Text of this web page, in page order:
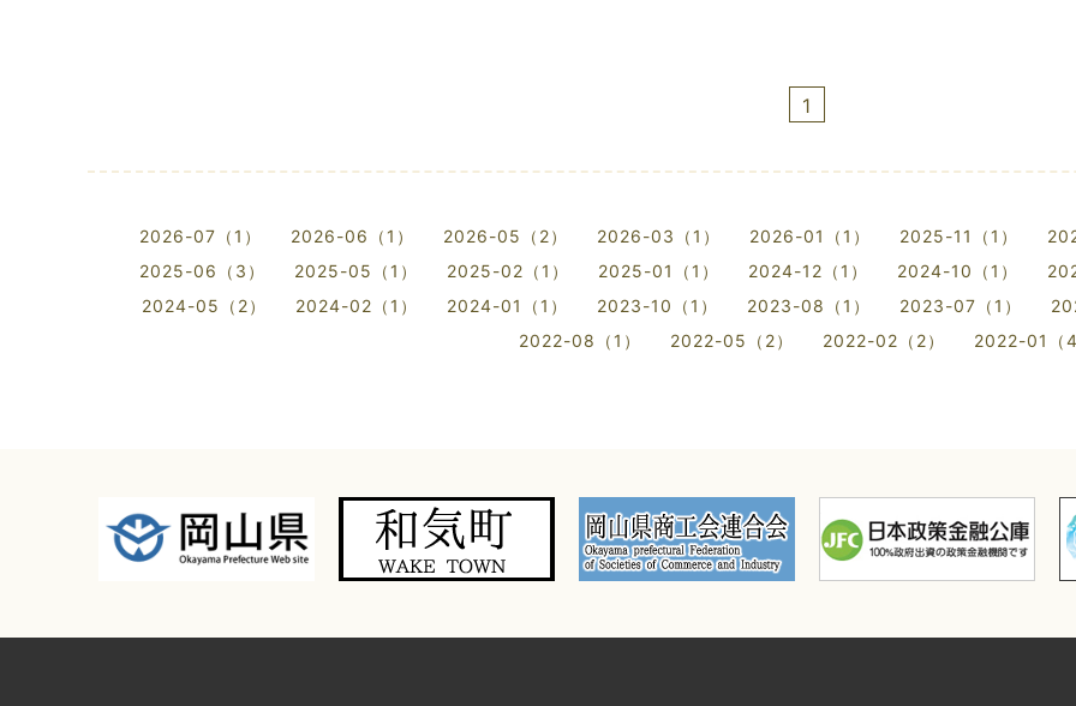
1
2026-07（1） 2026-06（1） 2026-05（2） 2026-03（1） 2026-01（1） 2025-11（1）
2025-06（3）
2025-05（1） 2025-02（1） 2025-01（1） 2024-12（1） 2024-10（1）
2024-05（2）
2024-02（1） 2024-01（1） 2023-10（1） 2023-08（1） 2023-07（1）
2022-08（1）
2022-05（2） 2022-02（2） 2022-01（4